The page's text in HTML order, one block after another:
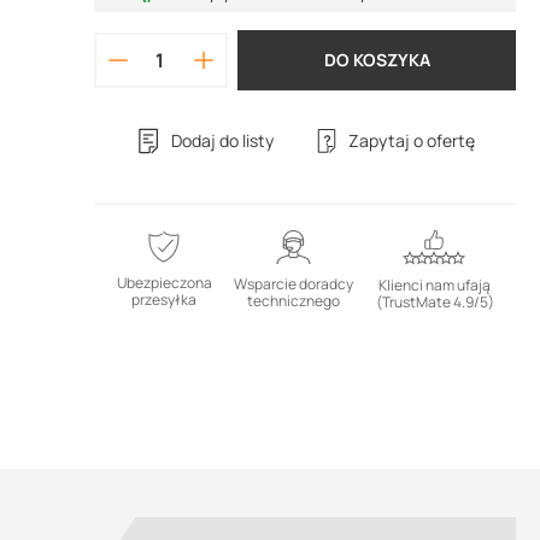
DO KOSZYKA
Dodaj do listy Zapytaj o ofertę
Ubezpieczona
przesyłka
Wsparcie doradcy
technicznego
Klienci nam ufają
(TrustMate 4.9/5)